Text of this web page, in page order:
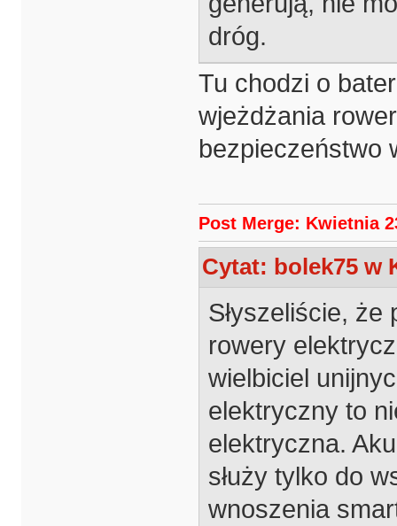
dróg.
Tu chodzi o
wjeżdżania
bezpieczeństwo
Post Merge: Kwietnia
Cytat: bolek75 w
Słyszeliście, że
rowery
wielbiciel
elektryczny to
elektryczna.
służy tylko do
wnoszenia